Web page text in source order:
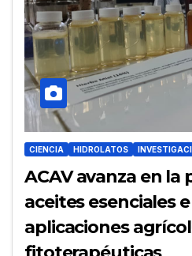
CIENCIA HIDROLATOS
ACAV avanza en
aceites esenciales
aplicaciones